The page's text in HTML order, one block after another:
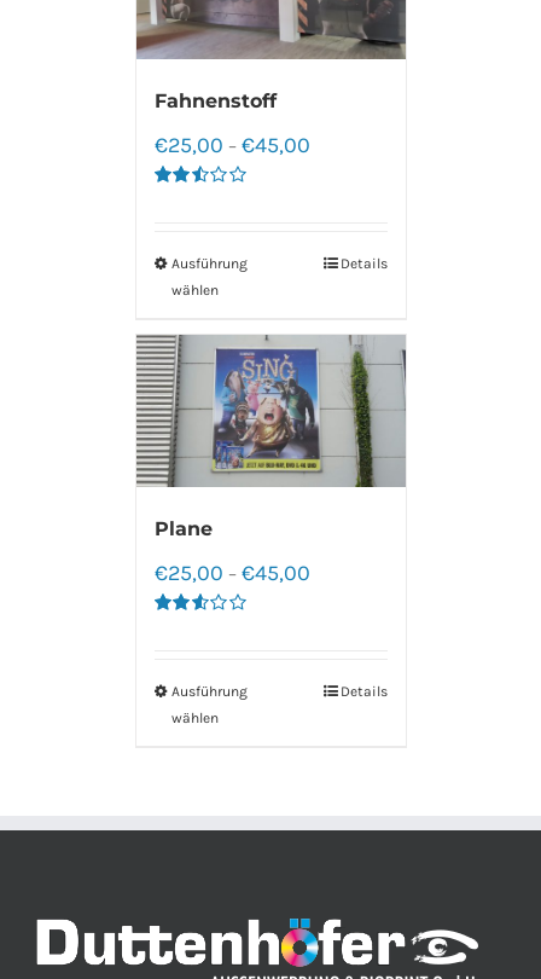
Fahnenstoff
von 5
€25,00 – €45,00
Ausführung
wählen
Details
Plane
von 5
€25,00 – €45,00
Ausführung
wählen
Details